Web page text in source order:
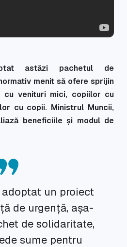
astăzi pachetul de
menit să ofere sprijin
cu venituri mici, copiilor cu
cu copii. Ministrul Muncii,
beneficiile și modul de
adoptat un proiect
de urgență, așa-
de solidaritate,
sume pentru